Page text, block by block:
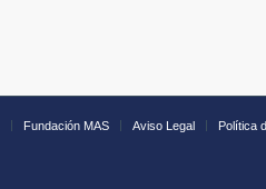
Fundación MAS Aviso Legal Política